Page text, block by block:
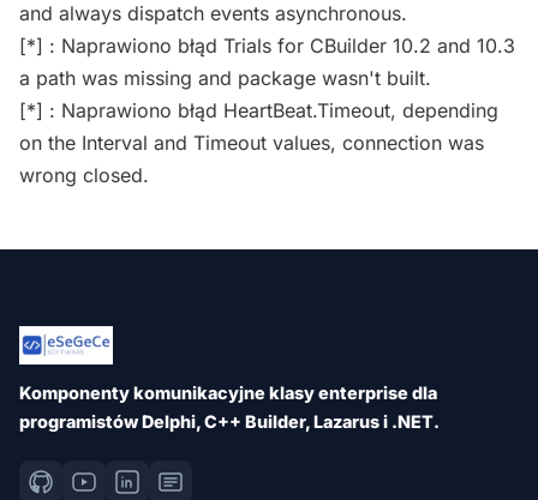
and always dispatch events asynchronous.
[*] : Naprawiono błąd Trials for CBuilder 10.2 and 10.3
a path was missing and package wasn't built.
[*] : Naprawiono błąd HeartBeat.Timeout, depending
on the Interval and Timeout values, connection was
wrong closed.
Komponenty komunikacyjne klasy enterprise dla
programistów Delphi, C++ Builder, Lazarus i .NET.